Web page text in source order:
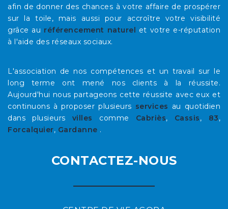
afin de donner des chances à votre affaire de prospérer
sur la toile, mais aussi pour accroître votre visibilité
grâce au référencement naturel et votre e-réputation
à l'aide des réseaux sociaux.
L'association de nos compétences et un travail sur le
long terme ont mené nos clients à la réussite.
Aujourd'hui nous partageons cette réussite avec eux et
continuons à proposer plusieurs services au quotidien
dans plusieurs villes comme Cabriès, Cassis, 83,
Forcalquier, Gardanne .
CONTACTEZ-NOUS